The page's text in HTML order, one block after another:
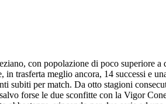
con popolazione di poco
trasferta meglio ancora, 14 successi e
subiti per match. Da otto stagioni
forse le due sconfitte con la Vigor